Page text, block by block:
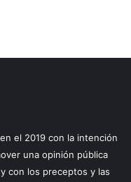
el 2019 con la intención
una opinión pública
con los preceptos y las